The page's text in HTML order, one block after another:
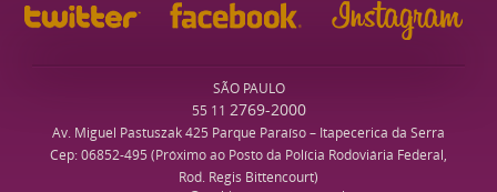
SÃO PAULO
55 11 2769-2000
Av. Miguel Pastuszak 425 Parque Paraíso – Itapecerica da Serra
Cep: 06852-495 (Próximo ao Posto da Polícia Rodoviária Federal,
Rod. Regis Bittencourt)